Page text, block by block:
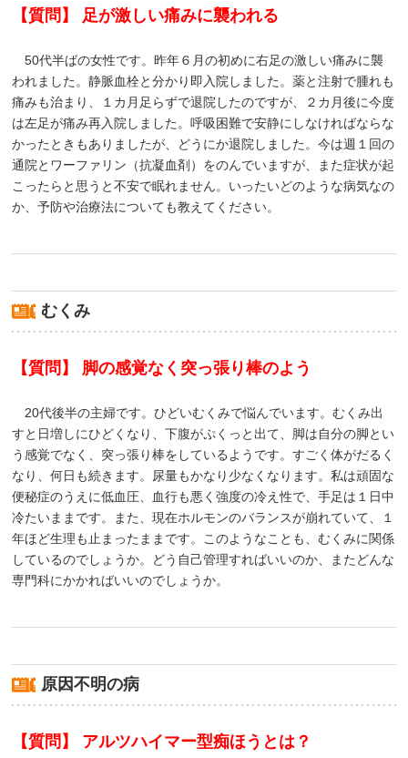
【質問】 足が激しい痛みに襲われる
50代半ばの女性です。昨年６月の初めに右足の激しい痛みに襲
われました。静脈血栓と分かり即入院しました。薬と注射で腫れも
痛みも治まり、１カ月足らずで退院したのですが、２カ月後に今度
は左足が痛み再入院しました。呼吸困難で安静にしなければならな
かったときもありましたが、どうにか退院しました。今は週１回の
通院とワーファリン（抗凝血剤）をのんでいますが、また症状が起
こったらと思うと不安で眠れません。いったいどのような病気なの
か、予防や治療法についても教えてください。
むくみ
【質問】 脚の感覚なく突っ張り棒のよう
20代後半の主婦です。ひどいむくみで悩んでいます。むくみ出
すと日増しにひどくなり、下腹がぷくっと出て、脚は自分の脚とい
う感覚でなく、突っ張り棒をしているようです。すごく体がだるく
なり、何日も続きます。尿量もかなり少なくなります。私は頑固な
便秘症のうえに低血圧、血行も悪く強度の冷え性で、手足は１日中
冷たいままです。また、現在ホルモンのバランスが崩れていて、１
年ほど生理も止まったままです。このようなことも、むくみに関係
しているのでしょうか。どう自己管理すればいいのか、またどんな
専門科にかかればいいのでしょうか。
原因不明の病
【質問】 アルツハイマー型痴ほうとは？